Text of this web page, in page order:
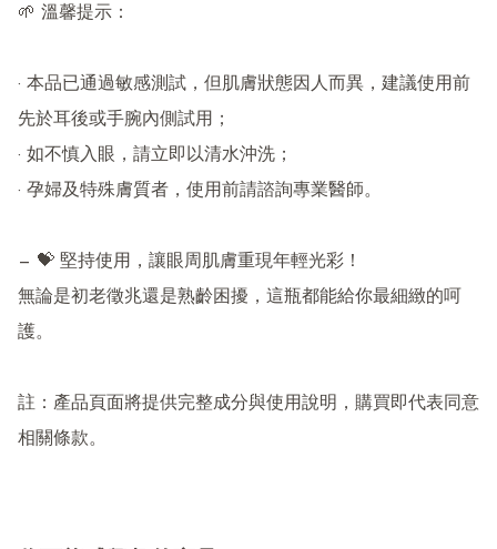
🌱 溫馨提示：
· 本品已通過敏感測試，但肌膚狀態因人而異，建議使用前
先於耳後或手腕內側試用；
· 如不慎入眼，請立即以清水沖洗；
· 孕婦及特殊膚質者，使用前請諮詢專業醫師。
— 💝 堅持使用，讓眼周肌膚重現年輕光彩！
無論是初老徵兆還是熟齡困擾，這瓶都能給你最細緻的呵
護。
註：產品頁面將提供完整成分與使用說明，購買即代表同意
相關條款。